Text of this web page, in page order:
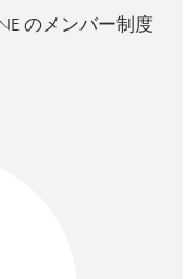
のメンバー制度